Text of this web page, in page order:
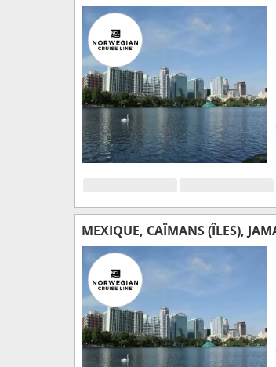
MEXIQUE, CAÏMANS (ÎLES),